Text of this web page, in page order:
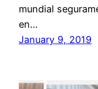
mundial
en…
January 9, 2019